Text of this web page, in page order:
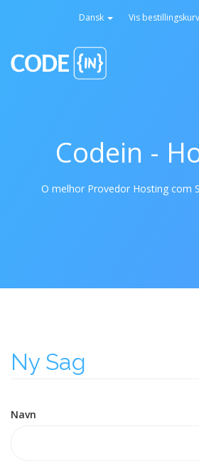
Dansk Vis bestillingskurv
Codein -
O melhor Provedor Hosting com
Ny Sag
Navn